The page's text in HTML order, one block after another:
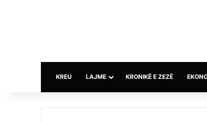
KREU LAJME KRONIKË E ZEZË